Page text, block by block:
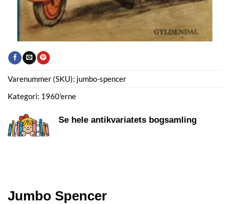
Varenummer (SKU): jumbo-spencer
Kategori: 1960'erne
Se hele antikvariatets bogsamling
Jumbo Spencer